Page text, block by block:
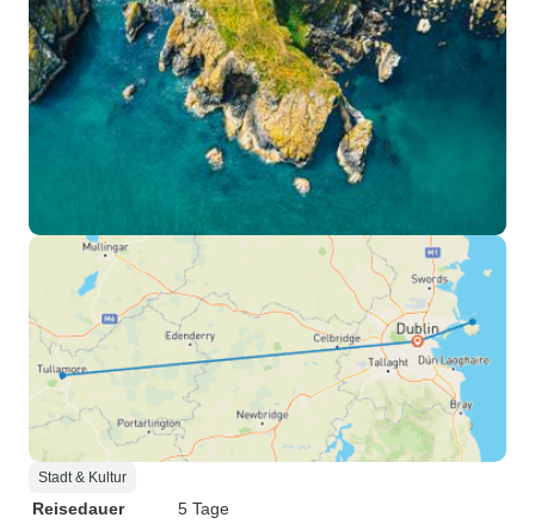
Stadt & Kultur
Reisedauer
5 Tage